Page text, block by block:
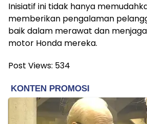
Inisiatif ini tidak hanya
memberikan pengalaman
baik dalam merawat dan
motor Honda mereka.
Post Views: 534